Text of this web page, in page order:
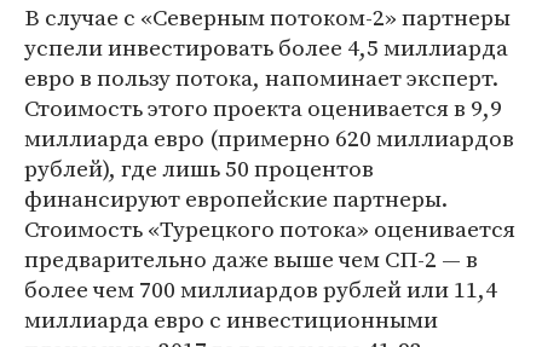
В случае с «Северным потоком-2» партнеры
успели инвестировать более 4,5 миллиарда
евро в пользу потока, напоминает эксперт.
Стоимость этого проекта оценивается в 9,9
миллиарда евро (примерно 620 миллиардов
рублей), где лишь 50 процентов
финансируют европейские партнеры.
Стоимость «Турецкого потока» оценивается
предварительно даже выше чем СП-2 — в
более чем 700 миллиардов рублей или 11,4
миллиарда евро с инвестиционными